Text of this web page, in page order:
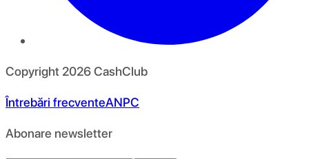
Copyright 2026CashClub
Întrebări frecventeANPC
Abonare newsletter